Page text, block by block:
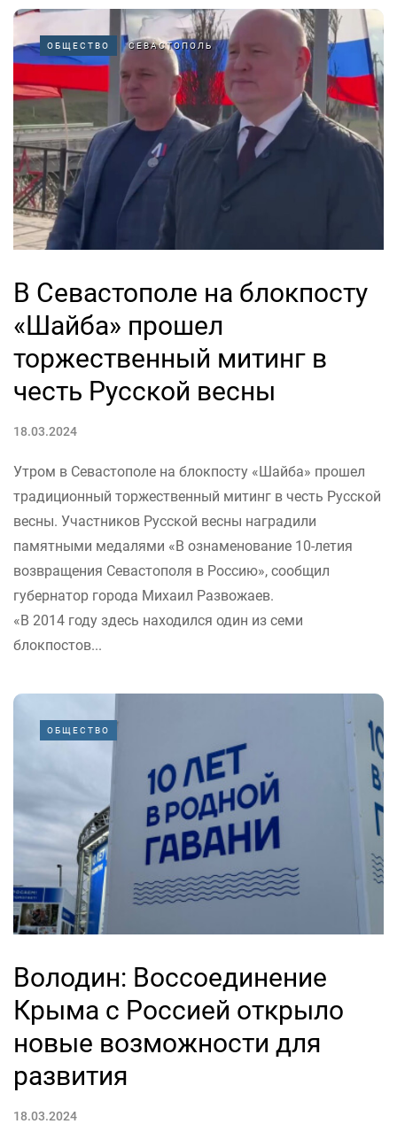
ОБЩЕСТВО СЕВАСТОПОЛЬ
В Севастополе на блокпосту
«Шайба» прошел
торжественный митинг в
честь Русской весны
18.03.2024
Утром в Севастополе на блокпосту «Шайба» прошел
традиционный торжественный митинг в честь Русской
весны. Участников Русской весны наградили
памятными медалями «В ознаменование 10-летия
возвращения Севастополя в Россию», сообщил
губернатор города Михаил Развожаев.
«В 2014 году здесь находился один из семи
блокпостов...
ОБЩЕСТВО
Володин: Воссоединение
Крыма с Россией открыло
новые возможности для
развития
18.03.2024